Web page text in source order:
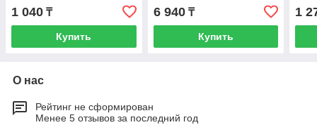
1 040 ₸
Купить
6 940₸
Купить
1
О нас
Рейтинг не сформирован
Менее 5 отзывов за последний год